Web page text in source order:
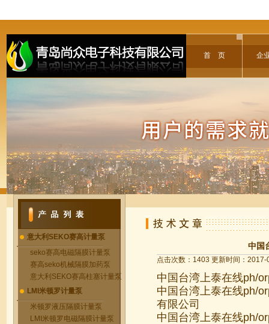
首 页 企
意大利SEKO赛高计量泵
seko赛高电磁隔膜计量泵
赛高seko机械隔膜加药泵
意大利SEKO赛高柱塞计量泵
LMI米顿罗计量泵
米顿罗液压隔膜计量泵
LMI米顿罗电磁隔膜计量泵
中国
点击次数：1403 更新时间：2017-
中国台湾上泰在线ph/
中国台湾上泰在线ph/
有限公司
中国台湾上泰在线ph/